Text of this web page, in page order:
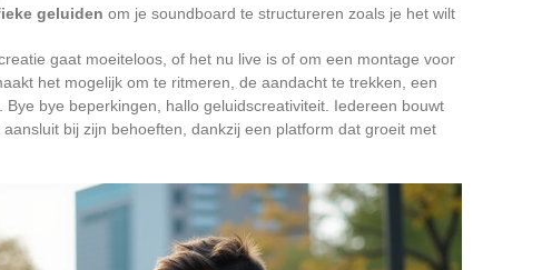
geluiden om je soundboard te structureren zoals je het wilt
gaat moeiteloos, of het nu live is of om een montage voor
het mogelijk om te ritmeren, de aandacht te trekken, een
bye beperkingen, hallo geluidscreativiteit. Iedereen bouwt
bij zijn behoeften, dankzij een platform dat groeit met